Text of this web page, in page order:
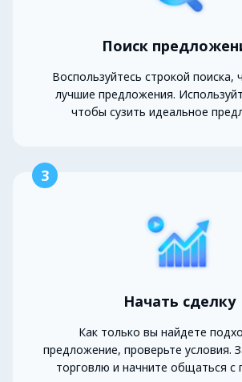
Поиск
Воспользуйтесь строкой поиска,
лучшие предложения.
чтобы сузить идеальное
3
Начать сделку
Как только вы найдете
предложение, проверьте условия.
торговлю и начните общаться с